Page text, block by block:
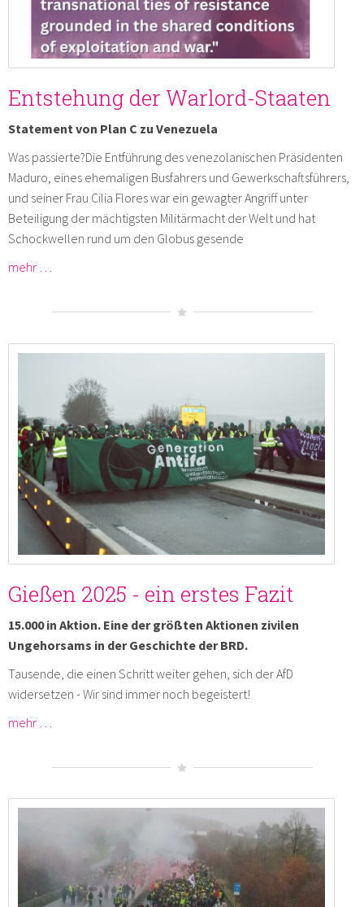
Entstehung der Warlord-Staaten
Statement von Plan C zu Venezuela
Was passierte?Die Entführung des venezolanischen Präsidenten
Maduro, eines ehemaligen Busfahrers und Gewerkschaftsführers,
und seiner Frau Cilia Flores war ein gewagter Angriff unter
Beteiligung der mächtigsten Militärmacht der Welt und hat
Schockwellen rund um den Globus gesende
mehr …
Gießen 2025 - ein erstes Fazit
15.000 in Aktion. Eine der größten Aktionen zivilen
Ungehorsams in der Geschichte der BRD.
Tausende, die einen Schritt weiter gehen, sich der AfD
widersetzen - Wir sind immer noch begeistert!
mehr …